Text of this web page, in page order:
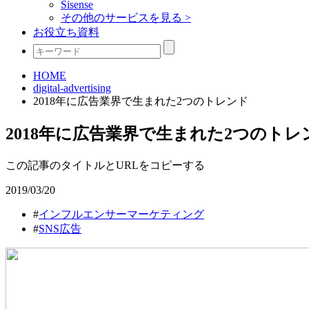
Sisense
その他のサービスを見る >
お役立ち資料
HOME
digital-advertising
2018年に広告業界で生まれた2つのトレンド
2018年に広告業界で生まれた2つのトレ
この記事のタイトルとURLをコピーする
2019/03/20
#インフルエンサーマーケティング
#SNS広告